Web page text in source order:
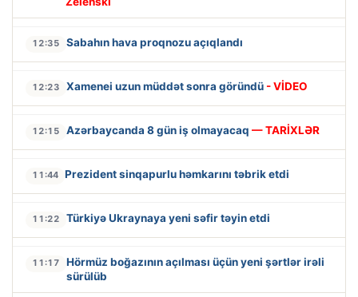
12:35 Sabahın hava proqnozu açıqlandı
12:23 Xamenei uzun müddət sonra göründü - VİDEO
12:15 Azərbaycanda 8 gün iş olmayacaq — TARİXLƏR
11:44 Prezident sinqapurlu həmkarını təbrik etdi
11:22 Türkiyə Ukraynaya yeni səfir təyin etdi
11:17
Hörmüz boğazının açılması üçün yeni şərtlər irəli
sürülüb